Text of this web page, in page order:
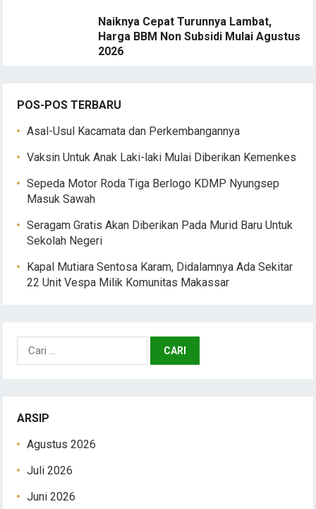
Naiknya Cepat Turunnya Lambat,
Harga BBM Non Subsidi Mulai Agustus
2026
POS-POS TERBARU
Asal-Usul Kacamata dan Perkembangannya
Vaksin Untuk Anak Laki-laki Mulai Diberikan Kemenkes
Sepeda Motor Roda Tiga Berlogo KDMP Nyungsep
Masuk Sawah
Seragam Gratis Akan Diberikan Pada Murid Baru Untuk
Sekolah Negeri
Kapal Mutiara Sentosa Karam, Didalamnya Ada Sekitar
22 Unit Vespa Milik Komunitas Makassar
untuk:
ARSIP
Agustus 2026
Juli 2026
Juni 2026